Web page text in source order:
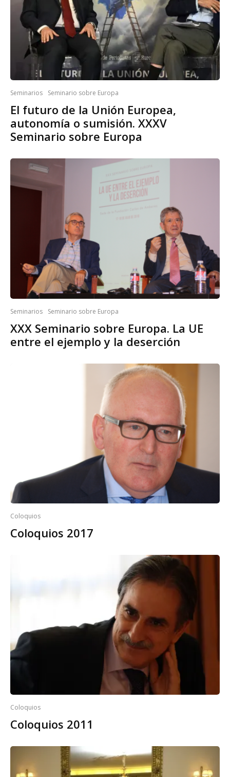
Seminarios Seminario sobre Europa
El futuro de la Unión Europea,
autonomía o sumisión. XXXV
Seminario sobre Europa
Seminarios Seminario sobre Europa
XXX Seminario sobre Europa. La UE
entre el ejemplo y la deserción
Coloquios
Coloquios 2017
Coloquios
Coloquios 2011